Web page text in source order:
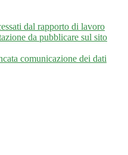
dal rapporto di lavoro
da pubblicare sul sito
comunicazione dei dati